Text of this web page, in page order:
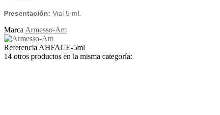
Presentación: Vial 5 ml.
Marca Armesso-Am
Referencia AHFACE-5ml
14 otros productos en la misma categoría: